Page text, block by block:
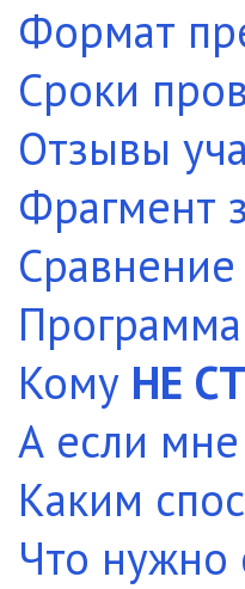
Формат
Сроки
Отзывы
Фрагмент
Кому НЕ
А если
Каким
Что нужно